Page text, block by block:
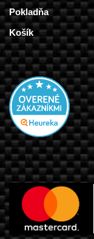
Pokladňa
Košík